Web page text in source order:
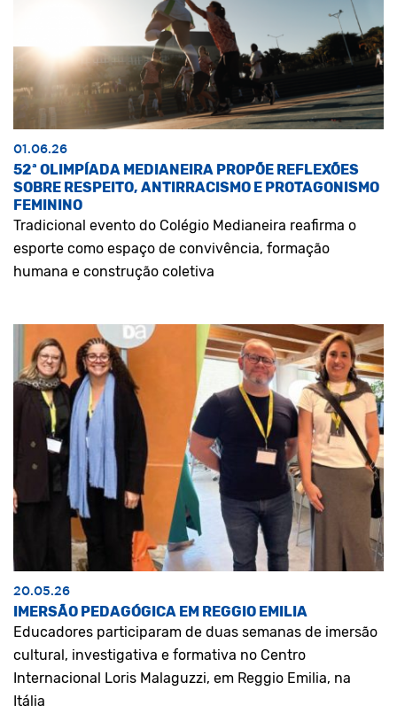
01.06.26
52ª OLIMPÍADA MEDIANEIRA PROPÕE REFLEXÕES
SOBRE RESPEITO, ANTIRRACISMO E PROTAGONISMO
FEMININO
Tradicional evento do Colégio Medianeira reafirma o
esporte como espaço de convivência, formação
humana e construção coletiva
20.05.26
IMERSÃO PEDAGÓGICA EM REGGIO EMILIA
Educadores participaram de duas semanas de imersão
cultural, investigativa e formativa no Centro
Internacional Loris Malaguzzi, em Reggio Emilia, na
Itália